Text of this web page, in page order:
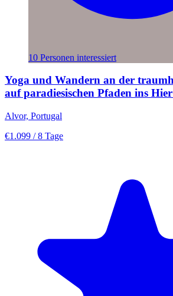
10 Personen interessiert
Yoga und Wandern an der
auf paradiesischen Pfaden ins
Alvor, Portugal
€1.099 / 8 Tage